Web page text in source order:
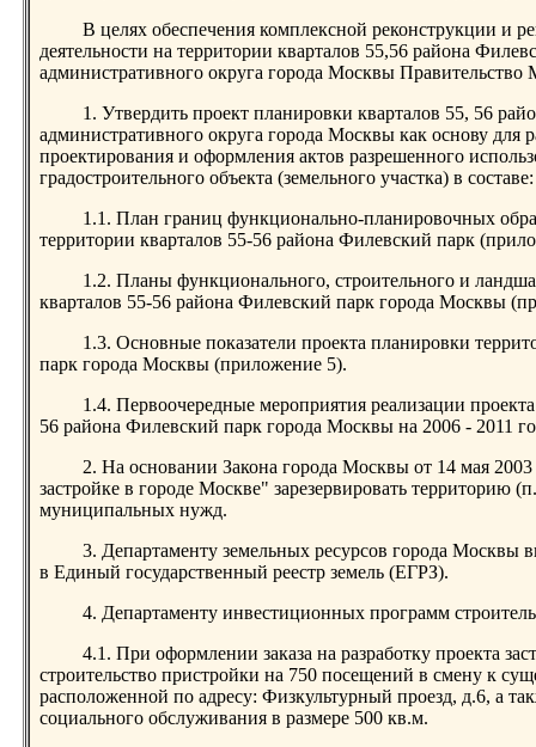
В целях обеспечения комплексной реконструкции и
деятельности на территории кварталов 55,56 района
административного округа города Москвы Правительство
1. Утвердить проект планировки кварталов 55, 56
административного округа города Москвы как основу для
проектирования и оформления актов разрешенного
градостроительного объекта (земельного участка) в составе:
1.1. План границ функционально-планировочных
территории кварталов 55-56 района Филевский парк
1.2. Планы функционального, строительного и
кварталов 55-56 района Филевский парк города Москвы
1.3. Основные показатели проекта планировки
парк города Москвы (приложение 5).
1.4. Первоочередные мероприятия реализации
56 района Филевский парк города Москвы на 2006 - 2011
2. На основании Закона города Москвы от 14 мая
застройке в городе Москве" зарезервировать территорию
муниципальных нужд.
3. Департаменту земельных ресурсов города Москвы
в Единый государственный реестр земель (ЕГРЗ).
4. Департаменту инвестиционных программ
4.1. При оформлении заказа на разработку проекта
строительство пристройки на 750 посещений в смену к
расположенной по адресу: Физкультурный проезд, д.6, а
социального обслуживания в размере 500 кв.м.